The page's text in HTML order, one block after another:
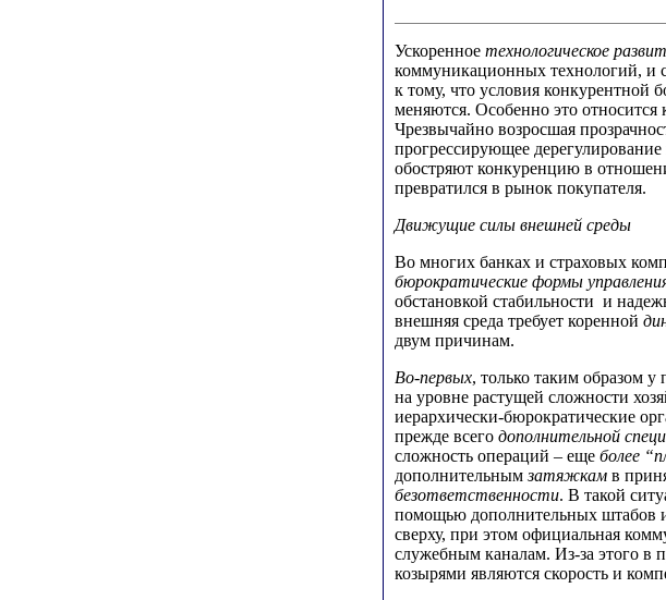
Ускоренное технологическое
коммуникационных технологий, и
к тому, что условия конкурентной
меняются. Особенно это
Чрезвычайно возросшая
прогрессирующее
обостряют конкуренцию в
превратился в рынок покупателя.
Движущие силы внешней среды
Во многих банках и страховых
бюрократические формы
обстановкой стабильности и
внешняя среда требует коренной
двум причинам.
Во-первых, только таким образом
на уровне растущей сложности
иерархически-бюрократические
прежде всего дополнительной
сложность операций – еще более
дополнительнымзатяжкам в
безответственности. В такой
помощью дополнительных штабов
сверху, при этом официальная
служебным каналам. Из-за этого в
козырями являются скорость и